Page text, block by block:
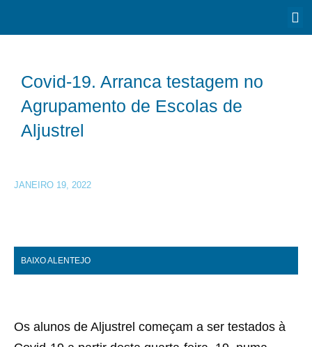
Covid-19. Arranca testagem no
Agrupamento de Escolas de
Aljustrel
JANEIRO 19, 2022
BAIXO ALENTEJO
Os alunos de Aljustrel começam a ser testados à